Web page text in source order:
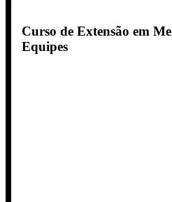
Curso de Extensão em
Equipes